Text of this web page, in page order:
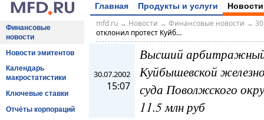
Главная Продукты и услуги Новости
Финансовые
новости
Новости эмитентов
Календарь
макростатистики
Ключевые ставки
Отчёты корпораций
mfd.ru→ Новости → Финансовые новости →
отклонил протест Куйб...
30.07.2002
15:07
Высший
Куйбышевской
суда Поволжского
11.5 млн руб